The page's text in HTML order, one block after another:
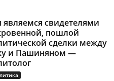
свидетелями
пошлой
сделки между
и Пашиняном —